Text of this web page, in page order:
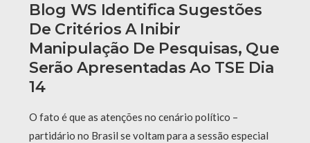
Blog WS Identifica Sugestões
De Critérios A Inibir
Manipulação De Pesquisas, Que
Serão Apresentadas Ao TSE Dia
14
O fato é que as atenções no cenário político –
partidário no Brasil se voltam para a sessão especial